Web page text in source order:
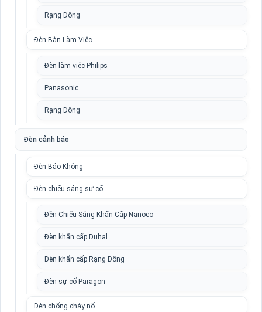
Rạng Đông
Đèn Bàn Làm Việc
Đèn làm việc Philips
Panasonic
Rạng Đông
Đèn cảnh báo
Đèn Báo Không
Đèn chiếu sáng sự cố
Đền Chiếu Sáng Khẩn Cấp Nanoco
Đèn khẩn cấp Duhal
Đèn khẩn cấp Rạng Đông
Đèn sự cố Paragon
Đèn chống cháy nổ